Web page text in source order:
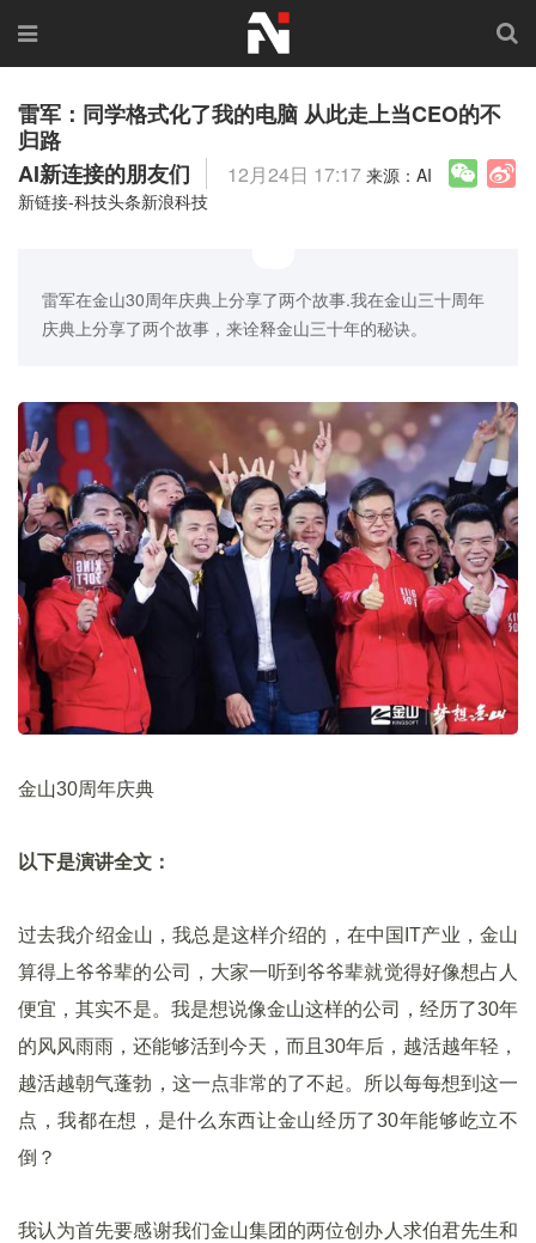
雷军：同学格式化了我的电脑 从此走上当CEO的不
归路
AI新连接的朋友们
12月24日 17:17 来源：AI
新链接-科技头条新浪科技
雷军在金山30周年庆典上分享了两个故事.我在金山三十周年
庆典上分享了两个故事，来诠释金山三十年的秘诀。
金山30周年庆典
以下是演讲全文：
过去我介绍金山，我总是这样介绍的，在中国IT产业，金山
算得上爷爷辈的公司，大家一听到爷爷辈就觉得好像想占人
便宜，其实不是。我是想说像金山这样的公司，经历了30年
的风风雨雨，还能够活到今天，而且30年后，越活越年轻，
越活越朝气蓬勃，这一点非常的了不起。所以每每想到这一
点，我都在想，是什么东西让金山经历了30年能够屹立不
倒？
我认为首先要感谢我们金山集团的两位创办人求伯君先生和